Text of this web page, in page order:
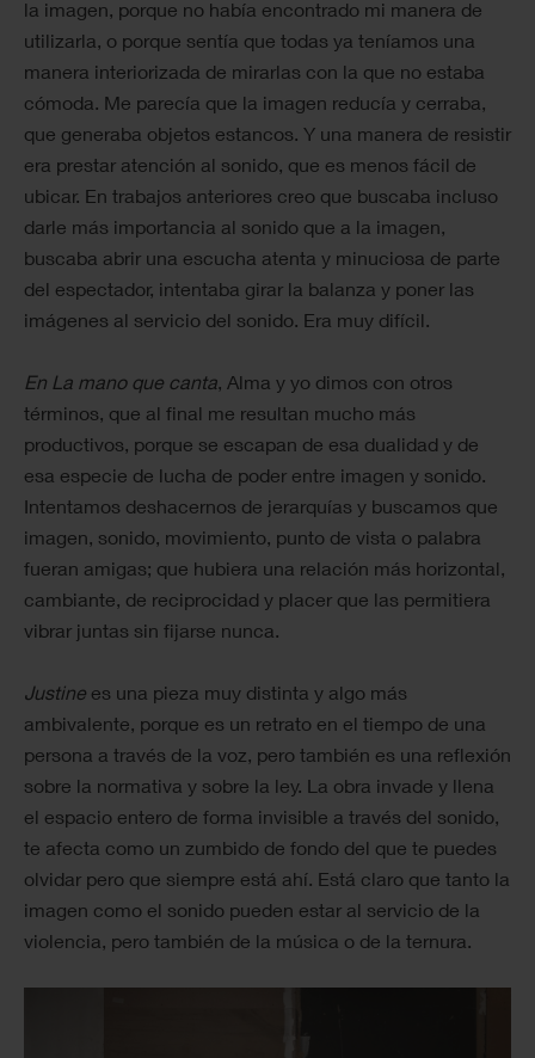
la imagen, porque no había encontrado mi manera de
utilizarla, o porque sentía que todas ya teníamos una
manera interiorizada de mirarlas con la que no estaba
cómoda. Me parecía que la imagen reducía y cerraba,
que generaba objetos estancos. Y una manera de resistir
era prestar atención al sonido, que es menos fácil de
ubicar. En trabajos anteriores creo que buscaba incluso
darle más importancia al sonido que a la imagen,
buscaba abrir una escucha atenta y minuciosa de parte
del espectador, intentaba girar la balanza y poner las
imágenes al servicio del sonido. Era muy difícil.
En La mano que canta , Alma y yo dimos con otros
términos, que al final me resultan mucho más
productivos, porque se escapan de esa dualidad y de
esa especie de lucha de poder entre imagen y sonido.
Intentamos deshacernos de jerarquías y buscamos que
imagen, sonido, movimiento, punto de vista o palabra
fueran amigas; que hubiera una relación más horizontal,
cambiante, de reciprocidad y placer que las permitiera
vibrar juntas sin fijarse nunca.
Justine es una pieza muy distinta y algo más
ambivalente, porque es un retrato en el tiempo de una
persona a través de la voz, pero también es una reflexión
sobre la normativa y sobre la ley. La obra invade y llena
el espacio entero de forma invisible a través del sonido,
te afecta como un zumbido de fondo del que te puedes
olvidar pero que siempre está ahí. Está claro que tanto la
imagen como el sonido pueden estar al servicio de la
violencia, pero también de la música o de la ternura.